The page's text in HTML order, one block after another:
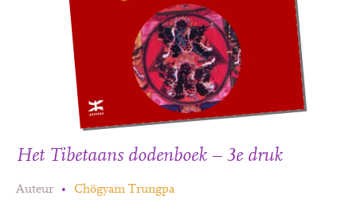
Het Tibetaans dodenboek – 3e druk
Auteur • Chögyam Trungpa